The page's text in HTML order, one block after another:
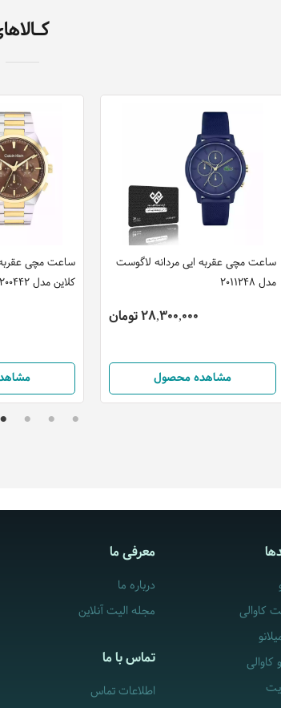
ساعت مچی عقربه
کلاین مدل 25200442
ساعت مچی عقربه ایی مردانه لاگوست
مدل 2011248
28,300,000 تومان
مشاهده محصول
معرفی ما
درباره ما
مجله الیت آنلاین
تماس با ما
اطلاعات تماس